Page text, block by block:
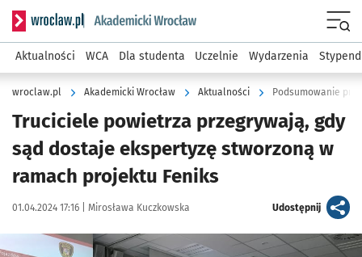
Serwis informacyjny wroclaw.pl podserwis: Akademicki
Aktualności WCA Dla studenta Uczelnie Wydarzenia
wroclaw.pl Akademicki Wrocław Aktualności Podsumowanie
Truciciele powietrza przegrywają, gdy
sąd dostaje ekspertyzę stworzoną w
ramach projektu Feniks
Data publikacji:
01.04.2024 17:16 | Autor:
Mirosława Kuczkowska Udostępnijartykuł
Kliknij, aby powiększyć